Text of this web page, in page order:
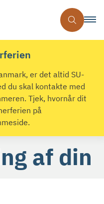
er det altid SU-
du skal kontakte med
Tjek, hvornår dit
på
af din